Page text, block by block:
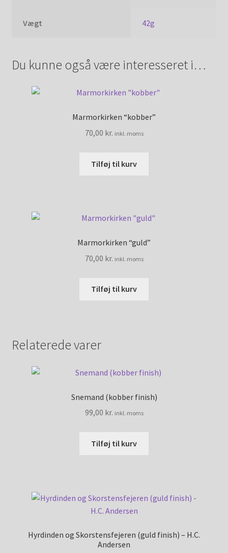
Vægt 42g
Du kunne også være interesseret i…
Marmorkirken “kobber”
70,00 kr. inkl. moms
Tilføj til kurv
Marmorkirken “guld”
70,00 kr. inkl. moms
Tilføj til kurv
Relaterede varer
Snemand (kobber finish)
99,00 kr. inkl. moms
Tilføj til kurv
Hyrdinden og Skorstensfejeren (guld finish) – H.C.
Andersen